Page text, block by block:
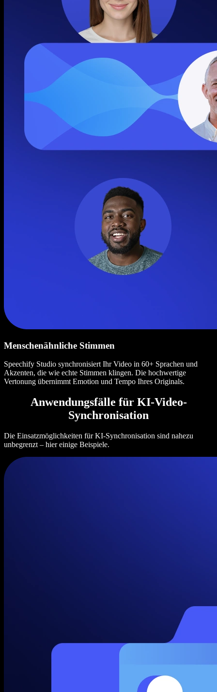
Menschenähnliche Stimmen
Speechify Studio synchronisiert Ihr Video in 60+ Sprachen und
Akzenten, die wie echte Stimmen klingen. Die hochwertige
Vertonung übernimmt Emotion und Tempo Ihres Originals.
Anwendungsfälle für KI-Video-
Synchronisation
Die Einsatzmöglichkeiten für KI-Synchronisation sind nahezu
unbegrenzt – hier einige Beispiele.